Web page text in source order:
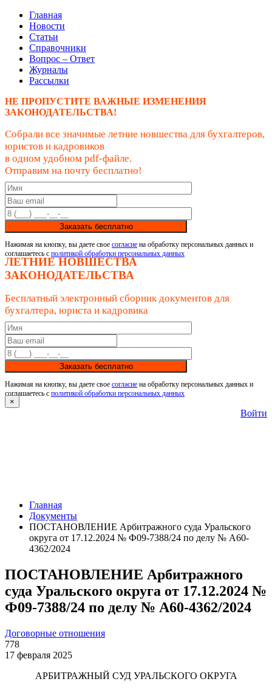
Главная
Новости
Статьи
Справочники
Вопрос – Ответ
Журналы
Рассылки
НЕ ПРОПУСТИТЕ ВАЖНЫЕ ИЗМЕНЕНИЯ
ЗАКОНОДАТЕЛЬСТВА!
Собрали все значимые летние новшества для бухгалтеров,
юристов и кадровиков
в одном удобном pdf-файле.
Отправим на почту бесплатно!
Заказать бесплатно
Нажимая на кнопку, вы даете свое согласие на обработку персональных данных и
соглашаетесь с политикой обработки персональных данных
ЛЕТНИЕ НОВШЕСТВА
ЗАКОНОДАТЕЛЬСТВА
Бесплатный электронный сборник документов для
бухгалтера, юриста и кадровика
Заказать бесплатно
Нажимая на кнопку, вы даете свое согласие на обработку персональных данных и
соглашаетесь с политикой обработки персональных данных
×
Войти
Главная
Документы
ПОСТАНОВЛЕНИЕ Арбитражного суда Уральского
округа от 17.12.2024 № Ф09-7388/24 по делу № А60-
4362/2024
ПОСТАНОВЛЕНИЕ Арбитражного
суда Уральского округа от 17.12.2024 №
Ф09-7388/24 по делу № А60-4362/2024
Договорные отношения
778
17 февраля 2025
АРБИТРАЖНЫЙ СУД УРАЛЬСКОГО ОКРУГА